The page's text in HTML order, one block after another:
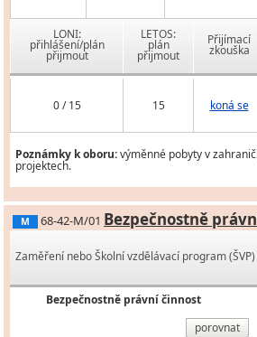
LONI:
přihlášení/plán
přijmout
LETOS:
plán
přijmout
Přijímací
zkouška
0 / 15 15 koná se
Poznámky k oboru:výměnné pobyty v
projektech.
M 68-42-M/01 Bezpečnostně
Zaměření nebo Školní vzdělávací program (ŠVP)
Bezpečnostně právní činnost
porovnat